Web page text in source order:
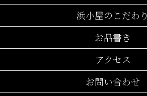
浜小屋のこだわり
お品書き
アクセス
お問い合わせ